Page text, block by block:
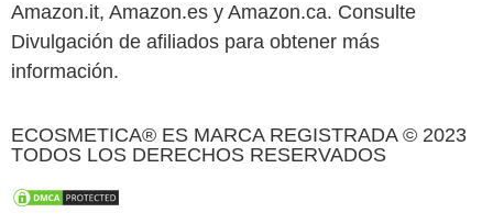
Amazon.it, Amazon.es y Amazon.ca. Consulte
Divulgación de afiliados para obtener más
información.
ECOSMETICA® ES MARCA REGISTRADA © 2023
TODOS LOS DERECHOS RESERVADOS